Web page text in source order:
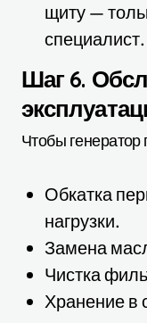
щиту —
специалист.
Шаг 6.
Чтобы
Обкатка
нагрузки.
Замена
Чистка
Хранение в